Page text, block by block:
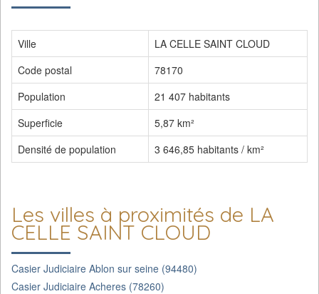
Ville
LA CELLE SAINT CLOUD
Code postal
78170
Population
21 407 habitants
Superficie
5,87 km²
Densité de population
3 646,85 habitants / km²
Les villes à proximités de LA
CELLE SAINT CLOUD
Casier Judiciaire Ablon sur seine (94480)
Casier Judiciaire Acheres (78260)